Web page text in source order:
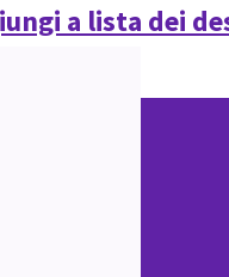
a lista dei